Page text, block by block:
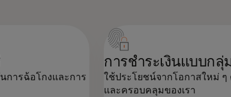
การฉ้อโกงและการ
การชำระเงินแบบกลุ่
ใช้ประโยชน์จากโอกาสใหม่
และครอบคลุมของเรา